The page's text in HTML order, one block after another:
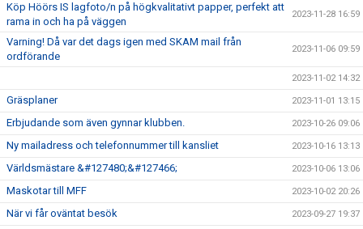
Köp Höörs IS lagfoto/n på högkvalitativt papper, perfekt att
rama in och ha på väggen
2023-11-28 16:59
Varning! Då var det dags igen med SKAM mail från
ordförande
2023-11-06 09:59
2023-11-02 14:32
Gräsplaner 2023-11-01 13:15
Erbjudande som även gynnar klubben. 2023-10-26 09:06
Ny mailadress och telefonnummer till kansliet 2023-10-16 13:13
Världsmästare &#127480;&#127466; 2023-10-06 13:06
Maskotar till MFF 2023-10-02 20:26
När vi får oväntat besök 2023-09-27 19:37